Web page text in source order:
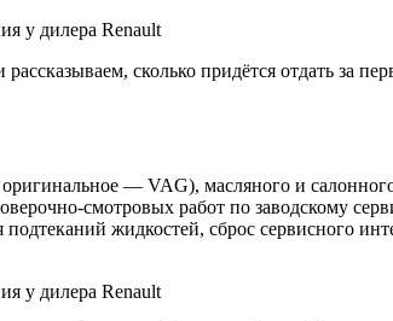
сколько придётся отдать за
— VAG), масляного и
смотровых работ по заводскому
жидкостей, сброс сервисного